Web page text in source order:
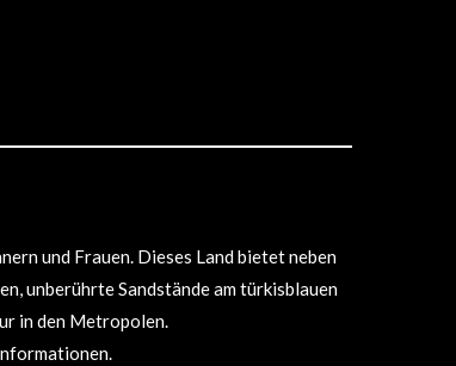
und Frauen. Dieses Land bietet neben
unberührte Sandstände am türkisblauen
in den Metropolen.